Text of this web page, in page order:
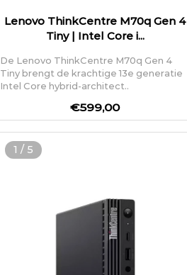
Lenovo ThinkCentre M70q Gen 4
Tiny | Intel Core i...
De Lenovo ThinkCentre M70q Gen 4
Tiny brengt de krachtige 13e generatie
Intel Core hybrid-architect..
€599,00
1 / 5